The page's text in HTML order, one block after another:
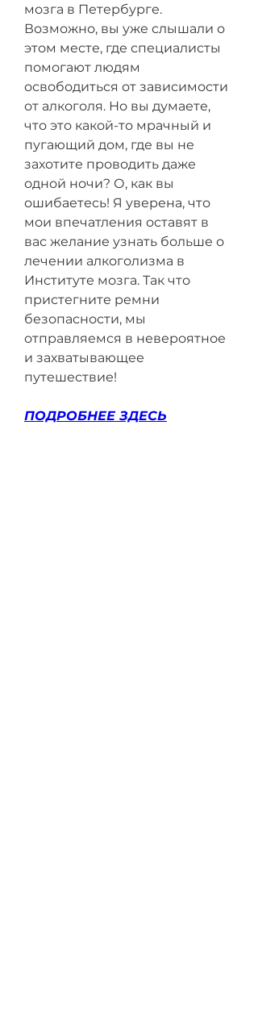
мозга в Петербурге.
Возможно, вы уже слышали о
этом месте, где специалисты
помогают людям
освободиться от зависимости
от алкоголя. Но вы думаете,
что это какой-то мрачный и
пугающий дом, где вы не
захотите проводить даже
одной ночи? О, как вы
ошибаетесь! Я уверена, что
мои впечатления оставят в
вас желание узнать больше о
лечении алкоголизма в
Институте мозга. Так что
пристегните ремни
безопасности, мы
отправляемся в невероятное
и захватывающее
путешествие!
ПОДРОБНЕЕ ЗДЕСЬ